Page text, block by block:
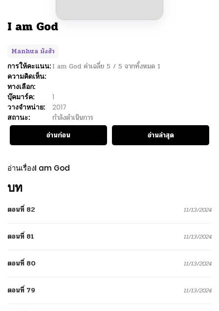
I am God
Manhua มังฮัว
การให้คะแนน: I am God ค่าเฉลี่ย 5 / 5 จากทั้งหมด 1
ความคิดเห็น:
ทางเลือก:
บุ๊คมาร์ค:
1
วางจำหน่าย:
2017
สถานะ:
กำลังดำเนินการ
อ่านก่อน
อ่านล่าสุด
อ่านเรื่องI am God
บท
ตอนที่ 82 11/13/2024
ตอนที่ 81 11/13/2024
ตอนที่ 80 11/13/2024
ตอนที่ 79 11/13/2024